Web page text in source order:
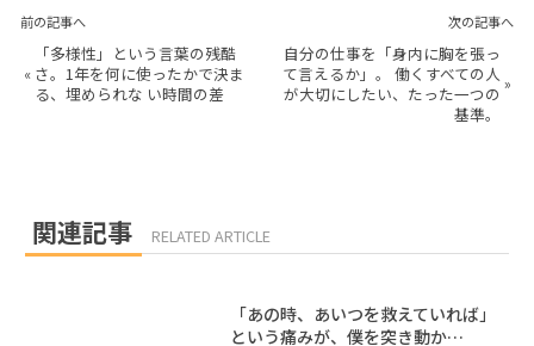
前の記事へ
«
「多様性」という言葉の残酷
さ。1年を何に使ったかで決ま
る、埋められな い時間の差
次の記事へ
自分の仕事を「身内に胸を張っ
て言えるか」。 働くすべての人
が大切にしたい、たった一つの
基準。
»
関連記事 RELATED ARTICLE
「あの時、あいつを救えていれば」
という痛みが、僕を突き動か…